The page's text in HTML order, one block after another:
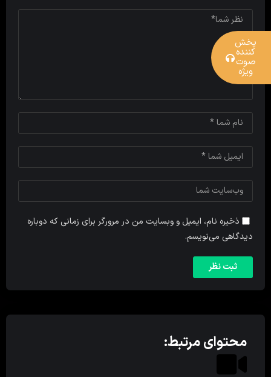
ذخیره نام، ایمیل و وبسایت من در مرورگر برای زمانی که دوباره
دیدگاهی می‌نویسم.
محتوای مرتبط:
پخش
کننده
صوت
ویژه